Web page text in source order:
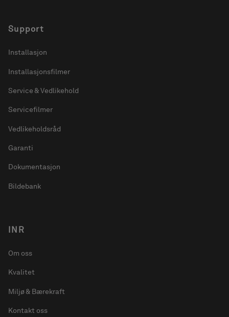
Support
Installasjon
Installasjonsfilmer
Service & Vedlikehold
Servicefilmer
Vedlikeholdsråd
Garanti
Dokumentasjon
Bildebank
INR
Om oss
Kvalitet
Miljø & Bærekraft
Kontakt oss